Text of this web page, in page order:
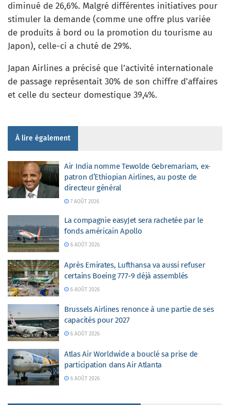
diminué de 26,6%. Malgré différentes initiatives pour
stimuler la demande (comme une offre plus variée
de produits à bord ou la promotion du tourisme au
Japon), celle-ci a chuté de 29%.
Japan Airlines a précisé que l’activité internationale
de passage représentait 30% de son chiffre d’affaires
et celle du secteur domestique 39,4%.
À lire également
Air India nomme Tewolde Gebremariam, ex-
patron d’Ethiopian Airlines, au poste de
directeur général
7 AOÛT 2026
La compagnie easyJet sera rachetée par le
fonds américain Apollo
6 AOÛT 2026
Après Emirates, Lufthansa va aussi refuser
certains Boeing 777-9 déjà assemblés
6 AOÛT 2026
Brussels Airlines renonce à une partie de ses
capacités pour 2027
6 AOÛT 2026
Atlas Air Worldwide a bouclé sa prise de
participation dans Air Atlanta
6 AOÛT 2026